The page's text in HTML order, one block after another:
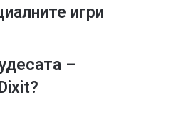
-
м
м
у
н
игри
–